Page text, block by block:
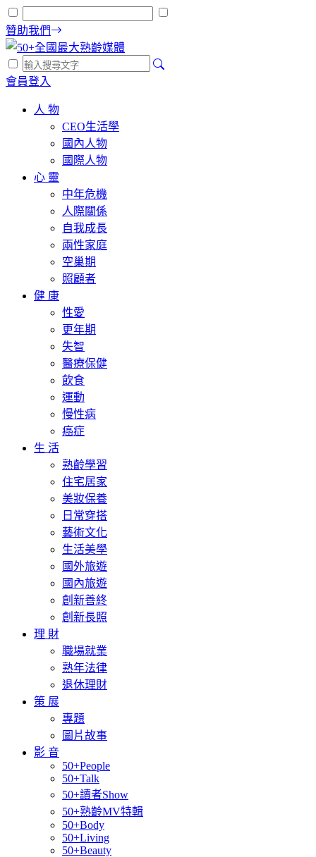
贊助我們
會員登入
人 物
CEO生活學
國內人物
國際人物
心 靈
中年危機
人際關係
自我成長
兩性家庭
空巢期
照顧者
健 康
性愛
更年期
失智
醫療保健
飲食
運動
慢性病
癌症
生 活
熟齡學習
住宅居家
美妝保養
日常穿搭
藝術文化
生活美學
國外旅遊
國內旅遊
創新善終
創新長照
理 財
職場就業
熟年法律
退休理財
策 展
專題
圖片故事
影 音
50+People
50+Talk
50+讀者Show
50+熟齡MV特輯
50+Body
50+Living
50+Beauty